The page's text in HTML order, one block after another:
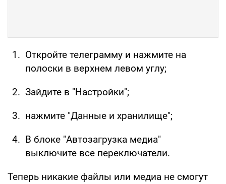
Откройте телеграмму и нажмите на
полоски в верхнем левом углу;
Зайдите в "Настройки";
нажмите "Данные и хранилище";
В блоке "Автозагрузка медиа"
выключите все переключатели.
Теперь никакие файлы или медиа не смогут